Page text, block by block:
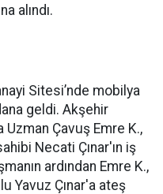
alındı.
Sitesi’nde mobilya
geldi. Akşehir
Çavuş Emre K.,
Necati Çınar'ın iş
ardından Emre K.,
Yavuz Çınar'a ateş